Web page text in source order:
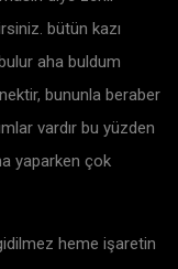
bütün kazı
aha buldum
bununla beraber
vardır bu yüzden
yaparken çok
heme işaretin